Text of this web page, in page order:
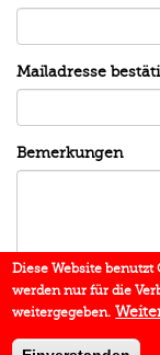
Mailadresse
Bemerkungen
Diese Website
werden nur für die
weitergegeben.